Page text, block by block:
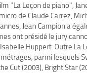
"La Leçon de piano",
de Claude Carrez,
Jean Campion a
ont présidé le jury
Huppert. Outre La
parmi lesquels
Cut (2003), Bright Star